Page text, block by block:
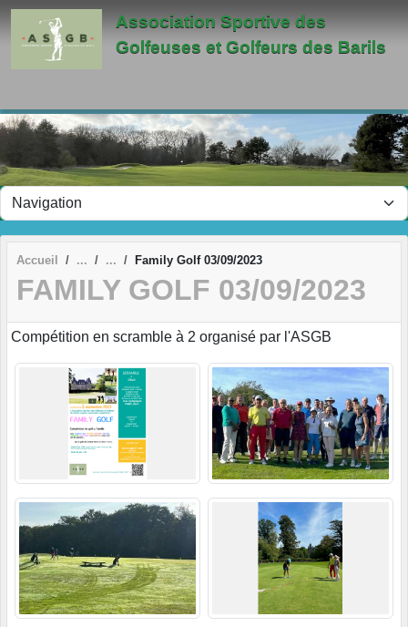
Association Sportive des
Golfeuses et Golfeurs des Barils
Accueil Family Golf 03/09/2023
FAMILY GOLF 03/09/2023
Compétition en scramble à 2 organisé par l'ASGB
Panneau de gestion des cookies